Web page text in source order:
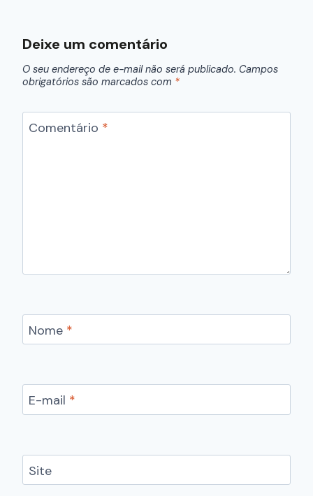
Deixe um comentário
O seu endereço de e-mail não será publicado. Campos
obrigatórios são marcados com *
Comentário *
Nome *
E-mail *
Site